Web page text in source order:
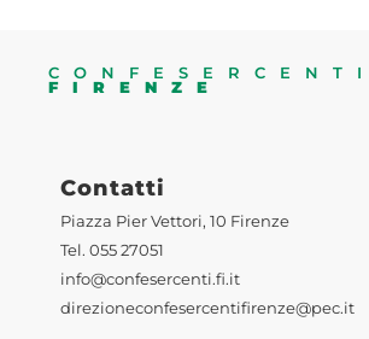
CONFESERCENTI
FIRENZE
Contatti
Piazza Pier Vettori, 10 Firenze
Tel. 055 27051
info@confesercenti.fi.it
direzioneconfesercentifirenze@pec.it